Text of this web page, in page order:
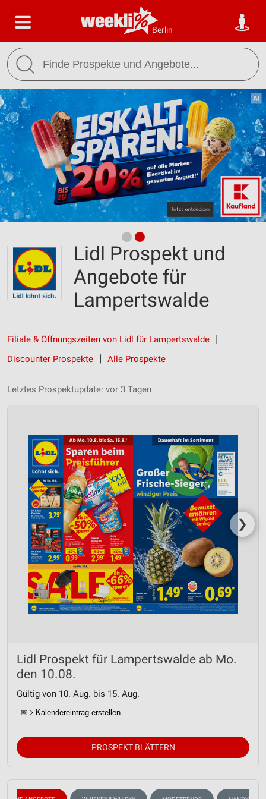
Berlin
Lidl Prospekt und
Angebote für
Lampertswalde
Filiale & Öffnungszeiten von Lidl für Lampertswalde
Discounter Prospekte
Alle Prospekte
Letztes Prospektupdate: vor 3 Tagen
❯
Lidl Prospekt für Lampertswalde ab Mo.
den 10.08.
Gültig von 10. Aug. bis 15. Aug.
📅 Kalendereintrag erstellen
PROSPEKT BLÄTTERN